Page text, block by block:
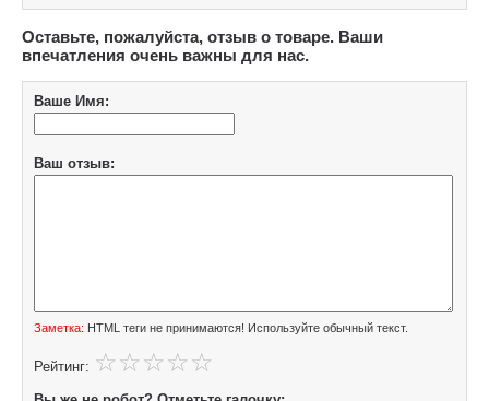
Оставьте, пожалуйста, отзыв о товаре. Ваши
впечатления очень важны для нас.
Ваше Имя:
Ваш отзыв:
Заметка: HTML теги не принимаются! Используйте обычный текст.
Рейтинг: